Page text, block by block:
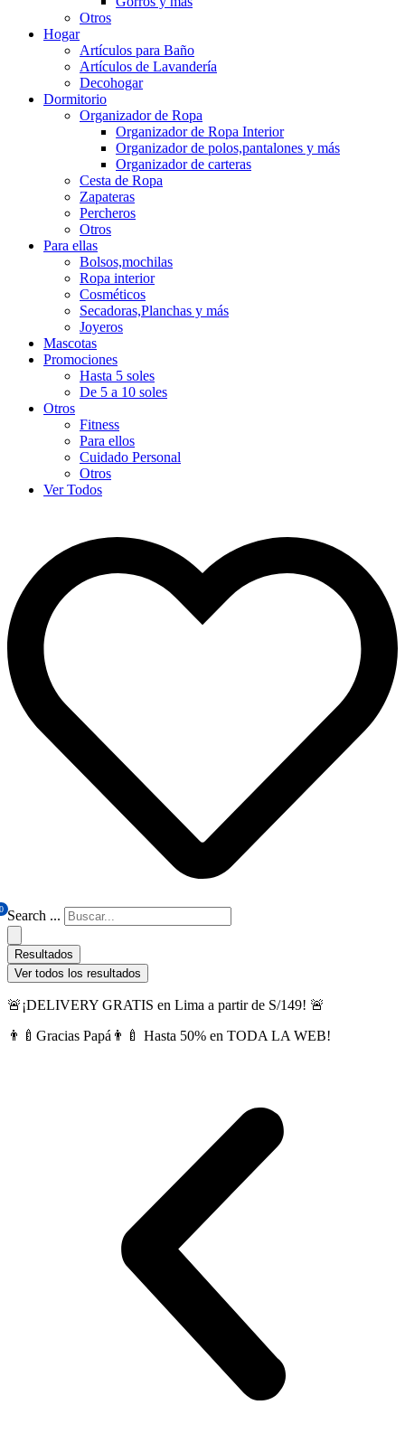
Otros
Hogar
Artículos para Baño
Artículos de Lavandería
Decohogar
Dormitorio
Organizador de Ropa
Organizador de Ropa Interior
Organizador de polos,pantalones y más
Organizador de carteras
Cesta de Ropa
Zapateras
Percheros
Otros
Para ellas
Bolsos,mochilas
Ropa interior
Cosméticos
Secadoras,Planchas y más
Joyeros
Mascotas
Promociones
Hasta 5 soles
De 5 a 10 soles
Otros
Fitness
Para ellos
Cuidado Personal
Otros
Ver Todos
0 Search ...
Resultados
Ver todos los resultados
🚨¡DELIVERY GRATIS en Lima a partir de S/149! 🚨
👨‍🍼Gracias Papá👨‍🍼 Hasta 50% en TODA LA WEB!